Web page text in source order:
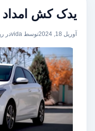
یدک کش امداد
آوریل 18, 2024 توسط vida در